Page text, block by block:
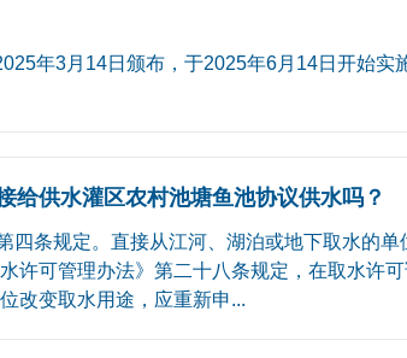
年3月14日颁布，于2025年6月14日开始实
给供水灌区农村池塘鱼池协议供水吗？
条规定。直接从江河、湖泊或地下取水的单
许可管理办法》第二十八条规定，在取水许
改变取水用途，应重新申...